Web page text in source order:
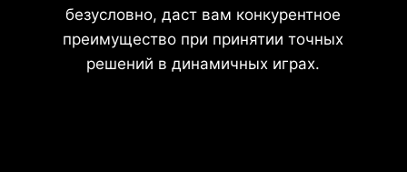
безусловно, даст вам конкурентное
преимущество при принятии точных
решений в динамичных играх.